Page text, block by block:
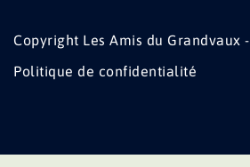
Copyright Les Amis du Grandvaux
Politique de confidentialité